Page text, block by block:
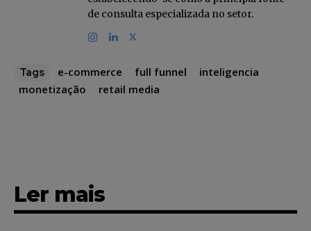
de consulta especializada no setor.
Tags e-commerce full funnel
inteligencia
monetização
retail media
Ler mais